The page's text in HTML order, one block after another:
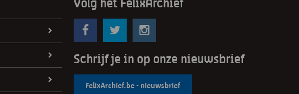
Volg het FelixArchief
Schrijf je in op onze nieuwsbrief
FelixArchief.be - nieuwsbrief